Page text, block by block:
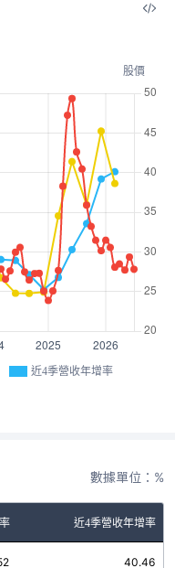
近4季營收年增率
數據單位：%
近4季營收年增率
40.46